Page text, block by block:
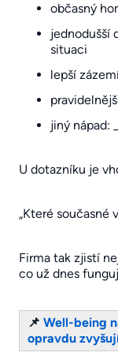
občasný
jednodušší
situaci
lepší
jiný nápad:
U dotazníku je
„Které současné
Firma tak zjistí
co už dnes
📌 Well-being
opravdu